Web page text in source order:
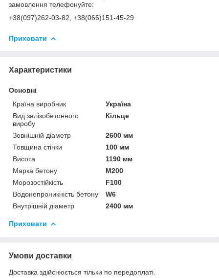
замовлення телефонуйте:
+38(097)262-03-82 , +38(066)151-45-29
Приховати
Характеристики
Основні
Країна виробник
Україна
Вид залізобетонного
виробу
Кільце
Зовнішній діаметр
2600 мм
Товщина стінки
100 мм
Висота
1190 мм
Марка бетону
М200
Морозостійкість
F100
Водонепроникність бетону
W6
Внутрішній діаметр
2400 мм
Приховати
Умови доставки
Доставка здійснюється тільки по передоплаті.